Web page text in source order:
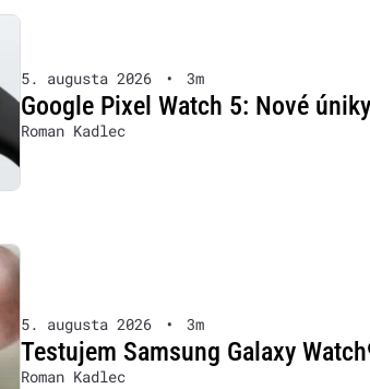
5. augusta 2026 • 3m
Google Pixel Watch 5: Nové
Roman Kadlec
5. augusta 2026 • 3m
Testujem Samsung Galaxy
Roman Kadlec